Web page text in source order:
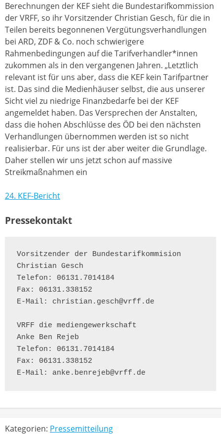
Berechnungen der KEF sieht die Bundestarifkommission
der VRFF, so ihr Vorsitzender Christian Gesch, für die in
Teilen bereits begonnenen Vergütungsverhandlungen
bei ARD, ZDF & Co. noch schwierigere
Rahmenbedingungen auf die Tarifverhandler*innen
zukommen als in den vergangenen Jahren. „Letztlich
relevant ist für uns aber, dass die KEF kein Tarifpartner
ist. Das sind die Medienhäuser selbst, die aus unserer
Sicht viel zu niedrige Finanzbedarfe bei der KEF
angemeldet haben. Das Versprechen der Anstalten,
dass die hohen Abschlüsse des ÖD bei den nächsten
Verhandlungen übernommen werden ist so nicht
realisierbar. Für uns ist der aber weiter die Grundlage.
Daher stellen wir uns jetzt schon auf massive
Streikmaßnahmen ein
24. KEF-Bericht
Pressekontakt
Vorsitzender der Bundestarifkommision
Christian Gesch
Telefon: 06131.7014184
Fax: 06131.338152
E-Mail: christian.gesch@vrff.de
VRFF die mediengewerkschaft
Anke Ben Rejeb
Telefon: 06131.7014184
Fax: 06131.338152
E-Mail: anke.benrejeb@vrff.de
Kategorien: Pressemitteilung